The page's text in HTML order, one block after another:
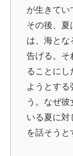
が生きてい
その後、夏
は、海とな
告げる。そ
ることに
ようとする
う。なぜ
いる夏に対
を話そうと